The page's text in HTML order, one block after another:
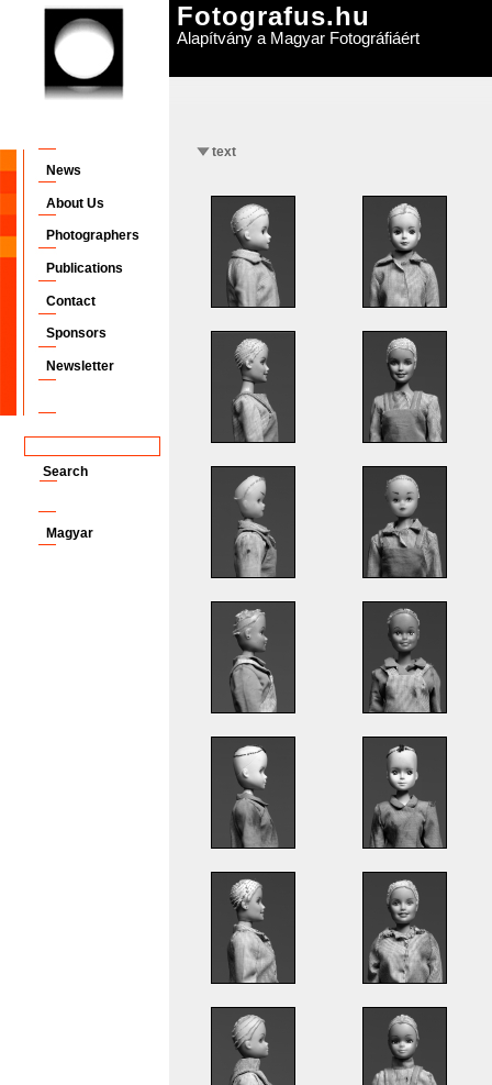
Fotografus.hu
Alapítvány a Magyar Fotográfiáért
News
About Us
Photographers
Publications
Contact
Sponsors
Newsletter
Magyar
text